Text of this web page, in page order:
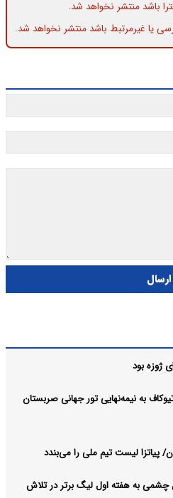
باشد منتشر نخواهد شد.
یا غیرمرتبط باشد منتشر نخواهد شد.
ارسال
ژوزه بود
به نیمه‌نهایی تور جهانی صربستان
پیاتزا لیست تیم ملی را می‌بندد
چشمی به هفته اول لیگ برتر در تلاش